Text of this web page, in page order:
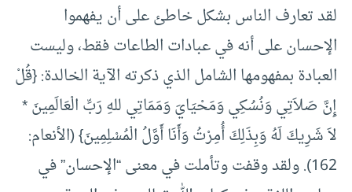
لقد تعارف الناس بشكل خاطئ على أن يفهموا
الإحسان على أنه في عبادات الطاعات فقط، وليست
العبادة بمفهومها الشامل الذي ذكرته الآية الخالدة: {قُلْ
إِنَّ صَلاَتِي وَنُسُكِي وَمَحْيَايَ وَمَمَاتِي للهِ رَبِّ الْعَالَمِينَ *
لاَ شَرِيكَ لَهُ وَبِذَلِكَ أُمِرْتُ وَأَنَا أَوَّلُ الْمُسْلِمِينَ} (الأنعام:
162). ولقد وقفت وتأملت في معنى “الإحسان” في